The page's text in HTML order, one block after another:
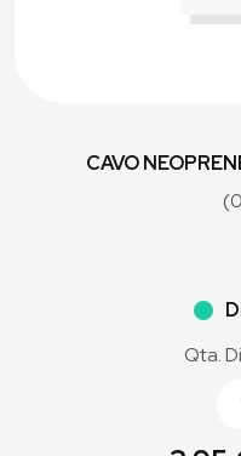
CAVO
Qta.